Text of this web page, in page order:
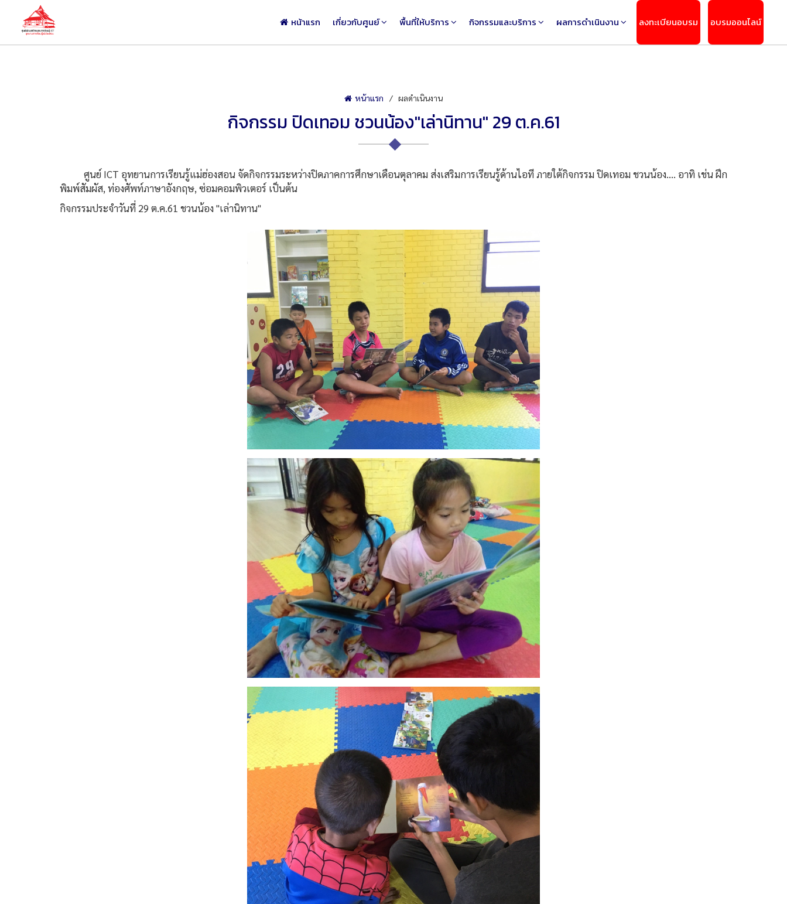
หน้าแรก เกี่ยวกับศูนย์ พื้นที่ให้บริการ กิจกรรมและบริการ ผลการดำเนินงาน ลงทะเบียนอบรม อบรมออนไลน์
หน้าแรก ผลดำเนินงาน
กิจกรรม ปิดเทอม ชวนน้อง"เล่านิทาน" 29 ต.ค.61
ศูนย์ ICT อุทยานการเรียนรู้แม่ฮ่องสอน จัดกิจกรรมระหว่างปิดภาคการศึกษาเดือนตุลาคม ส่งเสริมการเรียนรู้ด้านไอที ภายใต้กิจกรรม ปิดเทอม ชวนน้อง.... อาทิ เช่น ฝึก
พิมพ์สัมผัส, ท่องศัพท์ภาษาอังกฤษ, ซ่อมคอมพิวเตอร์ เป็นต้น
กิจกรรมประจำวันที่ 29 ต.ค.61 ชวนน้อง "เล่านิทาน"